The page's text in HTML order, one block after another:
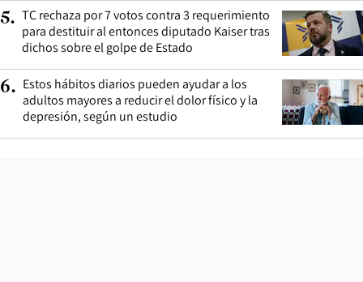
5. TC rechaza por 7 votos contra 3 requerimiento
para destituir al entonces diputado Kaiser tras
dichos sobre el golpe de Estado
6. Estos hábitos diarios pueden ayudar a los
adultos mayores a reducir el dolor físico y la
depresión, según un estudio